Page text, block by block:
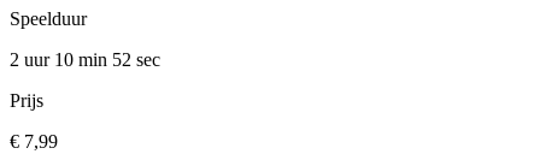
Speelduur
2 uur 10 min 52 sec
Prijs
€ 7,99